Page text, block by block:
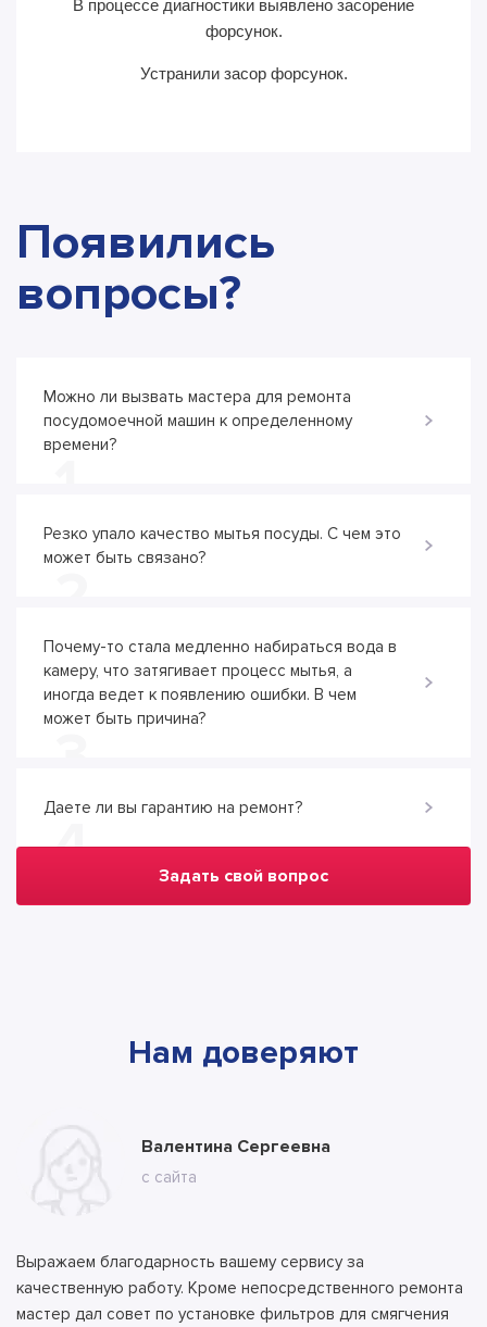
В процессе диагностики выявлено засорение
форсунок.
Устранили засор форсунок.
Появились
вопросы?
Можно ли вызвать мастера для ремонта
посудомоечной машин к определенному
времени?
Резко упало качество мытья посуды. С чем это
может быть связано?
Почему-то стала медленно набираться вода в
камеру, что затягивает процесс мытья, а
иногда ведет к появлению ошибки. В чем
может быть причина?
Даете ли вы гарантию на ремонт?
4 Задать свой вопрос
Нам доверяют
Марина
с ВК
Валентина Сергеевна
с сайта
Выражаем благодарность вашему сервису за
качественную работу. Кроме непосредственного ремонта
мастер дал совет по установке фильтров для смягчения
Владимир
с сайта